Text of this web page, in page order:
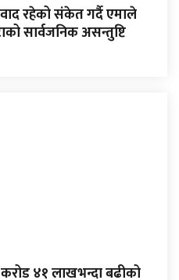
रहेको संकेत गर्दै एमाले
सार्वजनिक असन्तुष्टि
करोड ४१ लाखभन्दा बढीको